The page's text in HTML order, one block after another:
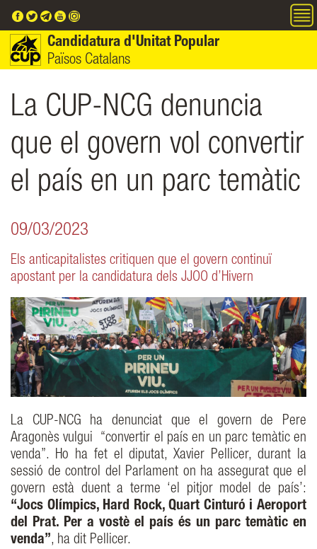
Candidatura d'Unitat Popular
Països Catalans
La CUP-NCG denuncia
que el govern vol convertir
el país en un parc temàtic
09/03/2023
Els anticapitalistes critiquen que el govern continuï
apostant per la candidatura dels JJOO d’Hivern
La CUP-NCG ha denunciat que el govern de Pere
Aragonès vulgui “convertir el país en un parc temàtic en
venda”. Ho ha fet el diputat, Xavier Pellicer, durant la
sessió de control del Parlament on ha assegurat que el
govern està duent a terme ‘el pitjor model de país’:
“Jocs Olímpics, Hard Rock, Quart Cinturó i Aeroport
del Prat. Per a vostè el país és un parc temàtic en
venda”, ha dit Pellicer.